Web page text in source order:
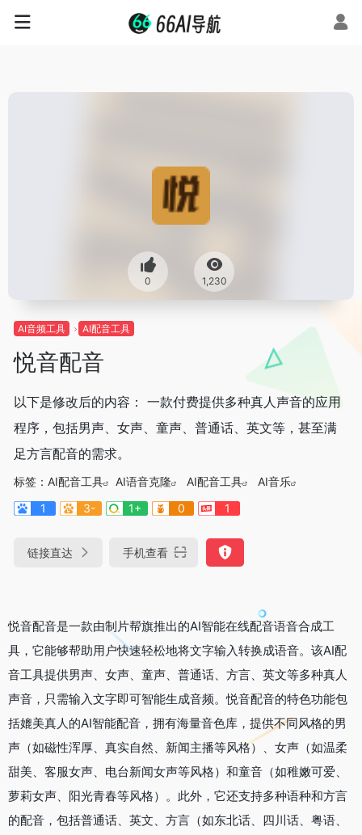
0 1,230
AI音频工具 AI配音工具
悦音配音
以下是修改后的内容： 一款付费提供多种真人声音的应用
程序，包括男声、女声、童声、普通话、英文等，甚至满
足方言配音的需求。
标签： AI配音工具 AI语音克隆 AI配音工具
AI音乐
1
3- 1+ 0 1
链接直达 手机查看
悦音配音是一款由制片帮旗推出的AI智能在线配音语音合成工
具，它能够帮助用户快速轻松地将文字输入转换成语音。该AI配
音工具提供男声、女声、童声、普通话、方言、英文等多种真人
声音，只需输入文字即可智能生成音频。悦音配音的特色功能包
括媲美真人的AI智能配音，拥有海量音色库，提供不同风格的男
声（如磁性浑厚、真实自然、新闻主播等风格）、女声（如温柔
甜美、客服女声、电台新闻女声等风格）和童音（如稚嫩可爱、
萝莉女声、阳光青春等风格）。此外，它还支持多种语种和方言
的配音，包括普通话、英文、方言（如东北话、四川话、粤语、